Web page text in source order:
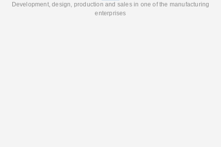
Development, design, production and sales in one of the manufacturing
enterprises